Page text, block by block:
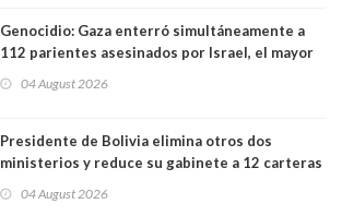
Genocidio: Gaza enterró simultáneamente a
112 parientes asesinados por Israel, el mayor
muertos figuran 44 niños y nueve ancianos
04 August 2026
Presidente de Bolivia elimina otros dos
ministerios y reduce su gabinete a 12 carteras
04 August 2026